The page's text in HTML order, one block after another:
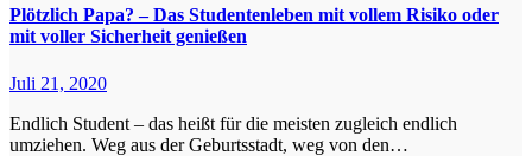
Plötzlich Papa? – Das Studentenleben mit vollem Risiko oder
mit voller Sicherheit genießen
Juli 21, 2020
Endlich Student – das heißt für die meisten zugleich endlich
umziehen. Weg aus der Geburtsstadt, weg von den…